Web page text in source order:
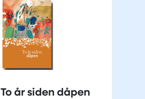
To år siden dåpen